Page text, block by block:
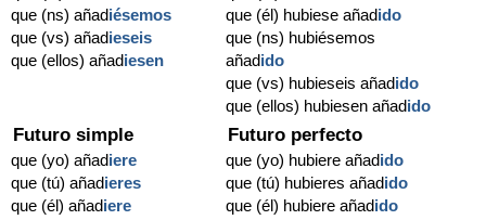
que (ns) añadiésemos
que (vs) añadieseis
que (ellos) añadiesen
que (él) hubiese añadido
que (ns) hubiésemos
añadido
que (vs) hubieseis añadido
que (ellos) hubiesen añadido
Futuro simple
que (yo) añadiere
que (tú) añadieres
que (él) añadiere
Futuro perfecto
que (yo) hubiere añadido
que (tú) hubieres añadido
que (él) hubiere añadido